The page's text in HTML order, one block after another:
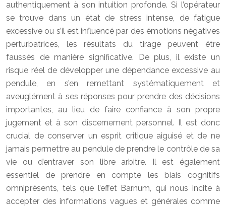
authentiquement à son intuition profonde. Si l’opérateur
se trouve dans un état de stress intense, de fatigue
excessive ou s’il est influencé par des émotions négatives
perturbatrices, les résultats du tirage peuvent être
faussés de manière significative. De plus, il existe un
risque réel de développer une dépendance excessive au
pendule, en s’en remettant systématiquement et
aveuglément à ses réponses pour prendre des décisions
importantes, au lieu de faire confiance à son propre
jugement et à son discernement personnel. Il est donc
crucial de conserver un esprit critique aiguisé et de ne
jamais permettre au pendule de prendre le contrôle de sa
vie ou d’entraver son libre arbitre. Il est également
essentiel de prendre en compte les biais cognitifs
omniprésents, tels que l’effet Barnum, qui nous incite à
accepter des informations vagues et générales comme